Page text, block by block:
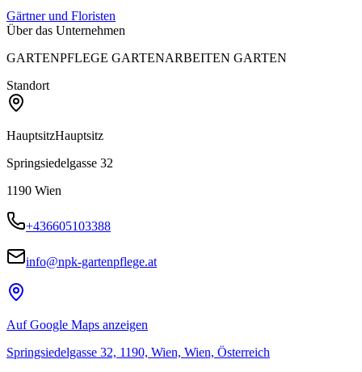
Gärtner und Floristen
Über das Unternehmen
GARTENPFLEGE GARTENARBEITEN GARTEN
Standort
HauptsitzHauptsitz
Springsiedelgasse 32
1190 Wien
+436605103388
info@npk-gartenpflege.at
Auf Google Maps anzeigen
Springsiedelgasse 32, 1190, Wien, Wien, Österreich